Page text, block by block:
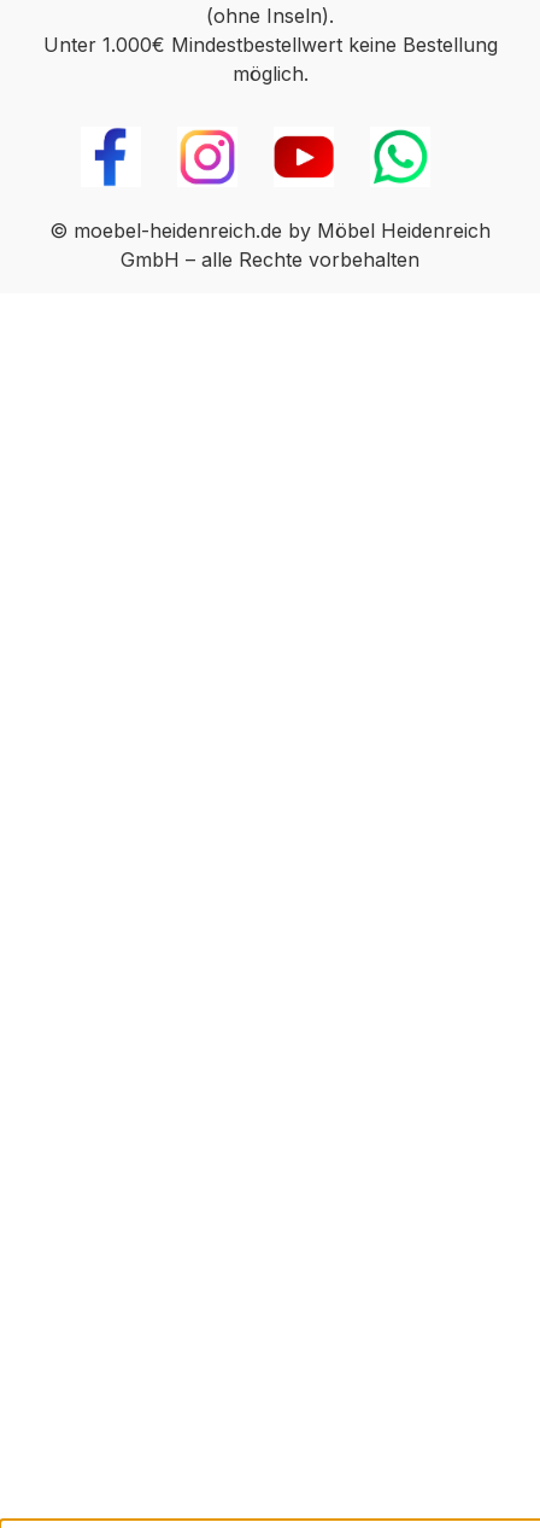
(ohne Inseln).
Unter 1.000€ Mindestbestellwert keine Bestellung
möglich.
© moebel-heidenreich.de by Möbel Heidenreich
GmbH – alle Rechte vorbehalten